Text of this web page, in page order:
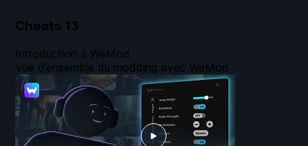
Cheats 13
Introduction à WeMod
Vue d’ensemble du modding avec WeMod